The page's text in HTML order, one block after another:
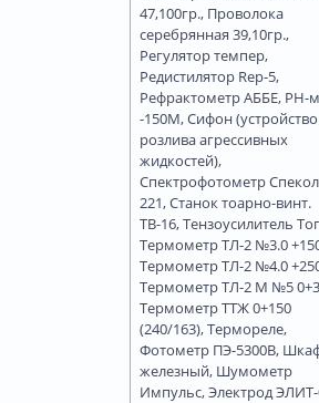
47,100гр., Проволока
серебрянная 39,10гр.,
Регулятор темпер,
Редистилятор Rер-5,
Рефрактометр АББЕ, РН-
-150М, Сифон
розлива агрессивных
жидкостей),
Спектрофотометр
221, Станок тоарно-винт.
ТВ-16, Тензоусилитель
Термометр ТЛ-2 №3.0
Термометр ТЛ-2 №4.0
Термометр ТЛ-2 М №5
Термометр ТТЖ 0+150
(240/163), Термореле,
Фотометр ПЭ-5300В,
железный, Шумометр
Импульс, Электрод